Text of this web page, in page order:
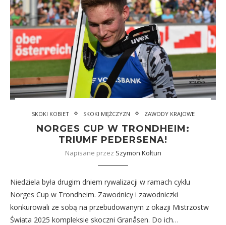
SKOKI KOBIET SKOKI MĘŻCZYZN ZAWODY KRAJOWE
NORGES CUP W TRONDHEIM:
TRIUMF PEDERSENA!
Napisane przez Szymon Kołtun
Niedziela była drugim dniem rywalizacji w ramach cyklu
Norges Cup w Trondheim. Zawodnicy i zawodniczki
konkurowali ze sobą na przebudowanym z okazji Mistrzostw
Świata 2025 kompleksie skoczni Granåsen. Do ich…